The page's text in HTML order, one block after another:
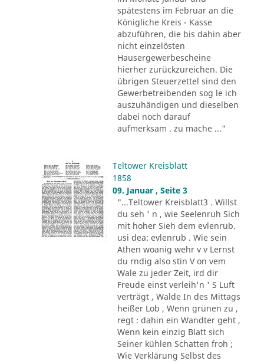
spätestens im Februar an die
Königliche Kreis - Kasse
abzuführen, die bis dahin aber
nicht einzelösten
Hausergewerbescheine
hierher zurückzureichen. Die
übrigen Steuerzettel sind den
Gewerbetreibenden sog le ich
auszuhändigen und dieselben
dabei noch darauf
aufmerksam . zu mache ..."
Teltower Kreisblatt
1858
09. Januar , Seite 3
"...Teltower Kreisblatt3 . Willst
du seh ' n , wie Seelenruh Sich
mit hoher Sieh dem evlenrub.
usi dea: evlenrub . Wie sein
Athen woanig wehr v v Lernst
du rndig also stin V on vem
Wale zu jeder Zeit, ird dir
Freude einst verleih'n ' S Luft
verträgt , Walde In des Mittags
heißer Lob , Wenn grünen zu ,
regt : dahin ein Wandter geht ,
Wenn kein einzig Blatt sich
Seiner kühlen Schatten froh ;
Wie Verklärung Selbst des